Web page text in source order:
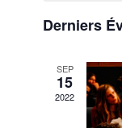
Derniers
SEP
15
2022